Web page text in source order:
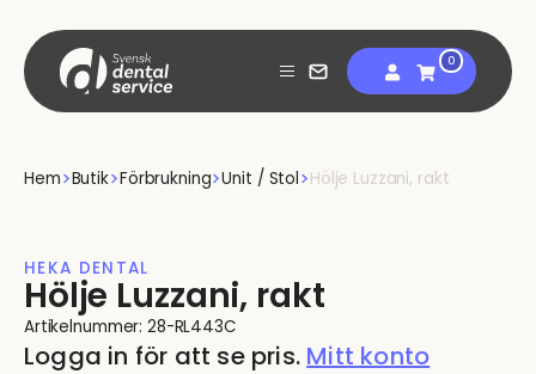
content
My account
View
shopping
cart
0
Hem Butik Förbrukning Unit / Stol Hölje Luzzani, rakt
HEKA DENTAL
Hölje Luzzani, rakt
Artikelnummer: 28-RL443C
Logga in för att se pris. Mitt konto